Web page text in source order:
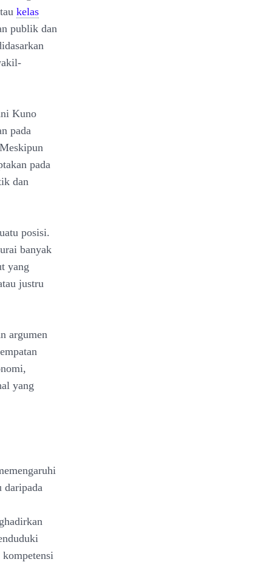
kelas
publik dan
Kuno
pada
pada
dan
posisi.
banyak
yang
justru
argumen
yang
daripada